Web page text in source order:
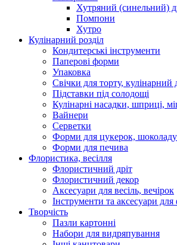
Хутряний (синельний)
Помпони
Хутро
Кулінарний розділ
Кондитерські інструменти
Паперові форми
Упаковка
Свічки для торту, кулінарний
Підставки під солодощі
Кулінарні насадки, шприці,
Вайнери
Серветки
Форми для цукерок,
Форми для печива
Флористика, весілля
Флористичний дріт
Флористичний декор
Аксесуари для весіль, вечірок
Інструменти та аксесуари
Творчість
Пазли картонні
Набори для видряпування